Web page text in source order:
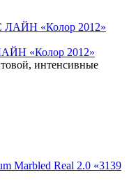
«Колор 2012»
интенсивные